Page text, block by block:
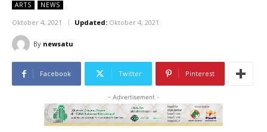
ARTS NEWS
Oktober 4, 2021 Updated: Oktober 4, 2021
By newsatu
Facebook Twitter Pinterest
- Advertisement -